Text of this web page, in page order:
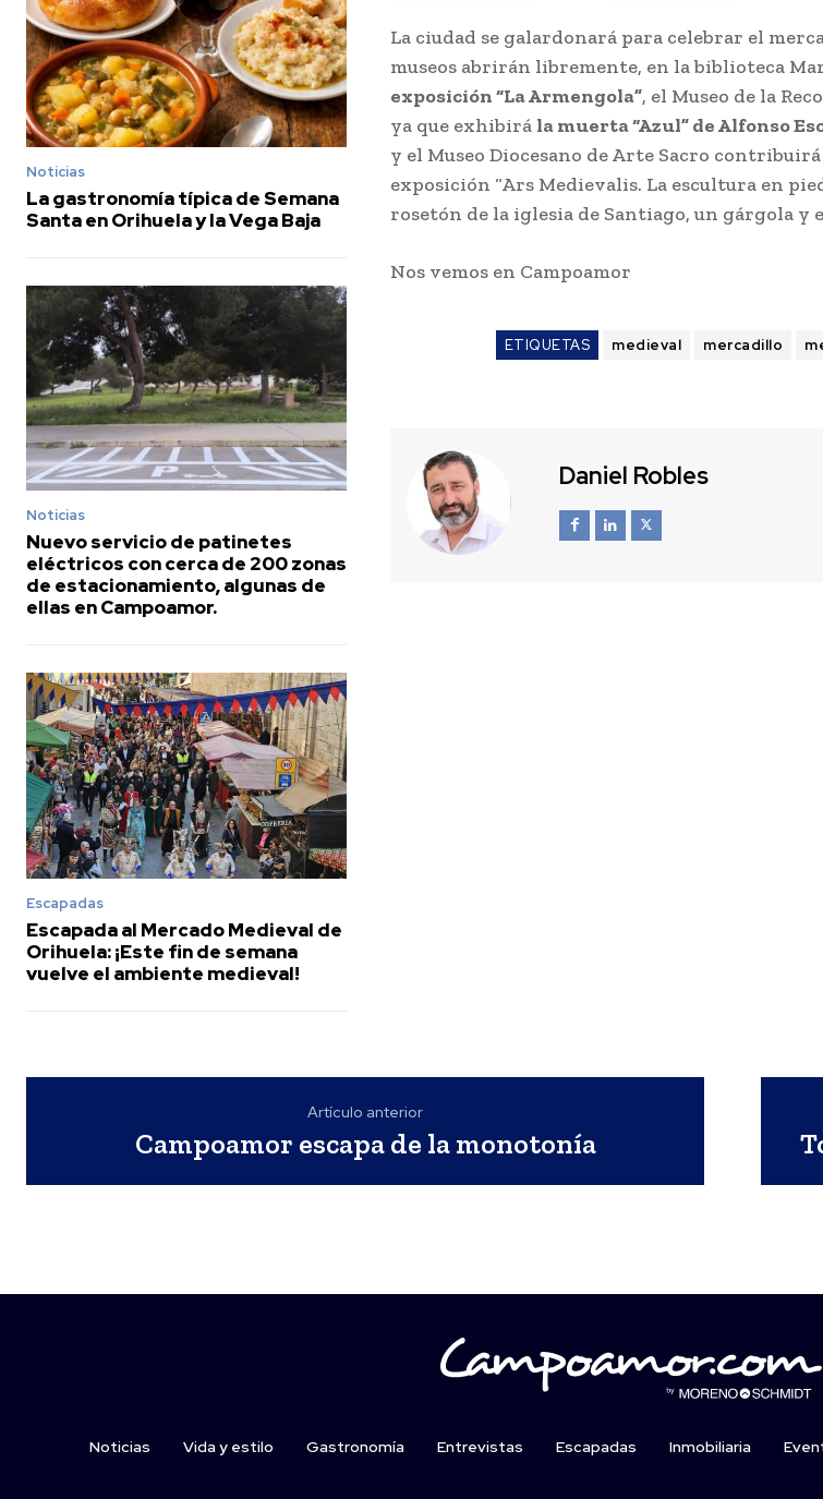
Noticias
La gastronomía típica de Semana
Santa en Orihuela y la Vega Baja
Noticias
Nuevo servicio de patinetes
eléctricos con cerca de 200 zonas
de estacionamiento, algunas de
ellas en Campoamor.
Escapadas
Escapada al Mercado Medieval de
Orihuela: ¡Este fin de semana
vuelve el ambiente medieval!
La ciudad se galardonará para celebrar el
museos abrirán libremente, en la biblioteca
exposición “La Armengola”, el Museo de la
ya que exhibirá la muerta “Azul” de Alfonso
y el Museo Diocesano de Arte Sacro
exposición “Ars Medievalis. La escultura en
rosetón de la iglesia de Santiago, un gárgola y
Nos vemos en Campoamor
ETIQUETAS medieval mercadillo
Daniel Robles
Artículo anterior
Campoamor escapa de la monotonía
Noticias Vida y estilo Gastronomía Entrevistas Escapadas Inmobiliaria